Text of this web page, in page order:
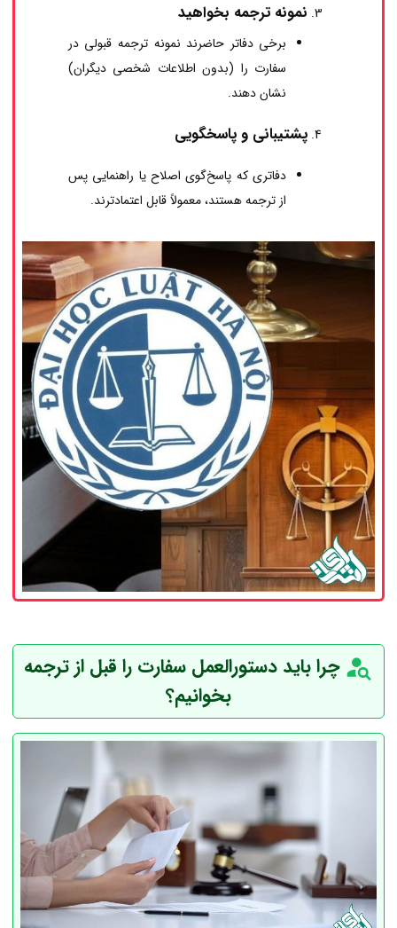
نمونه ترجمه بخواهید
برخی دفاتر حاضرند نمونه ترجمه قبولی در
سفارت را (بدون اطلاعات شخصی دیگران)
نشان دهند.
پشتیبانی و پاسخگویی
دفاتری که پاسخ‌گوی اصلاح یا راهنمایی پس
از ترجمه هستند، معمولاً قابل اعتمادترند.
چرا باید دستورالعمل سفارت را قبل از ترجمه
بخوانیم؟